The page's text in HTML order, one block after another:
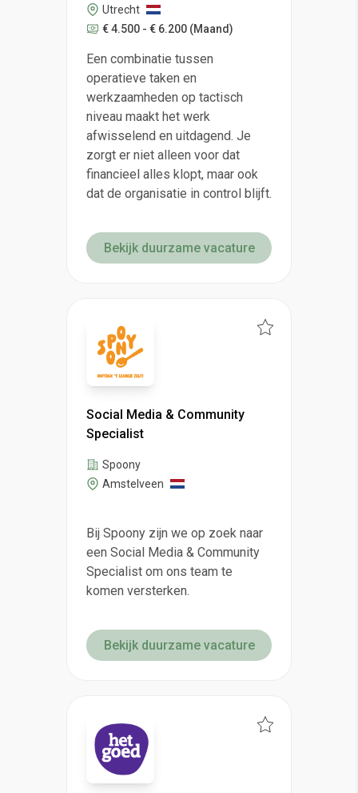
Utrecht
€ 4.500 - € 6.200 (Maand)
Een combinatie tussen
operatieve taken en
werkzaamheden op tactisch
niveau maakt het werk
afwisselend en uitdagend. Je
zorgt er niet alleen voor dat
financieel alles klopt, maar ook
dat de organisatie in control blijft.
Bekijk duurzame vacature
Social Media & Community
Specialist
Spoony
Amstelveen
Bij Spoony zijn we op zoek naar
een Social Media & Community
Specialist om ons team te
komen versterken.
Bekijk duurzame vacature